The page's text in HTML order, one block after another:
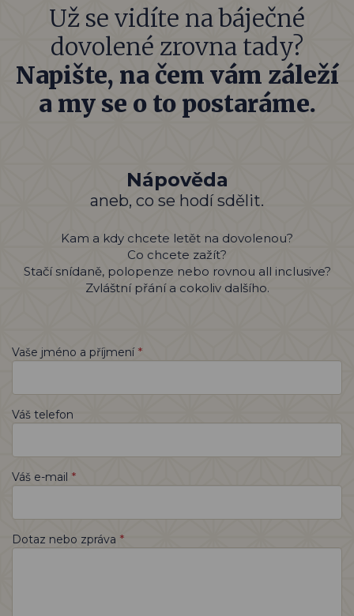
Už se vidíte na báječné
dovolené zrovna tady?
Napište, na čem vám záleží
a my se o to postaráme.
Nápověda
aneb, co se hodí sdělit.
Kam a kdy chcete letět na dovolenou?
Co chcete zažít?
Stačí snídaně, polopenze nebo rovnou all inclusive?
Zvláštní přání a cokoliv dalšího.
Vaše jméno a příjmení *
Váš telefon
Váš e-mail *
Dotaz nebo zpráva *